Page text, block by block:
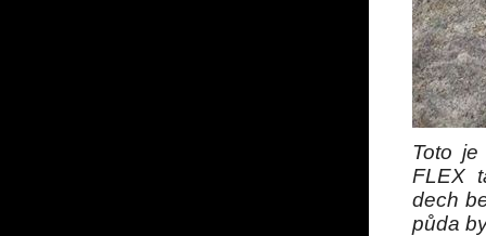
Toto je
FLEX
dech
půda